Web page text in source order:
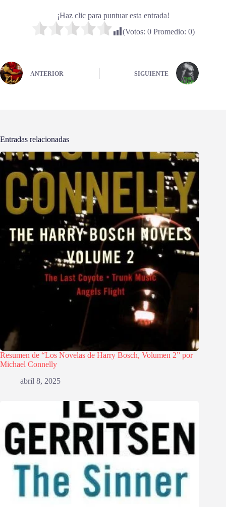
¡Haz clic para puntuar esta entrada!
(Votos: 0Promedio: 0)
ANTERIOR SIGUIENTE
Entradas relacionadas
Resumen de “Los Novelas de Harry Bosch, Volumen 2” por
Michael Connelly
abril 8, 2025